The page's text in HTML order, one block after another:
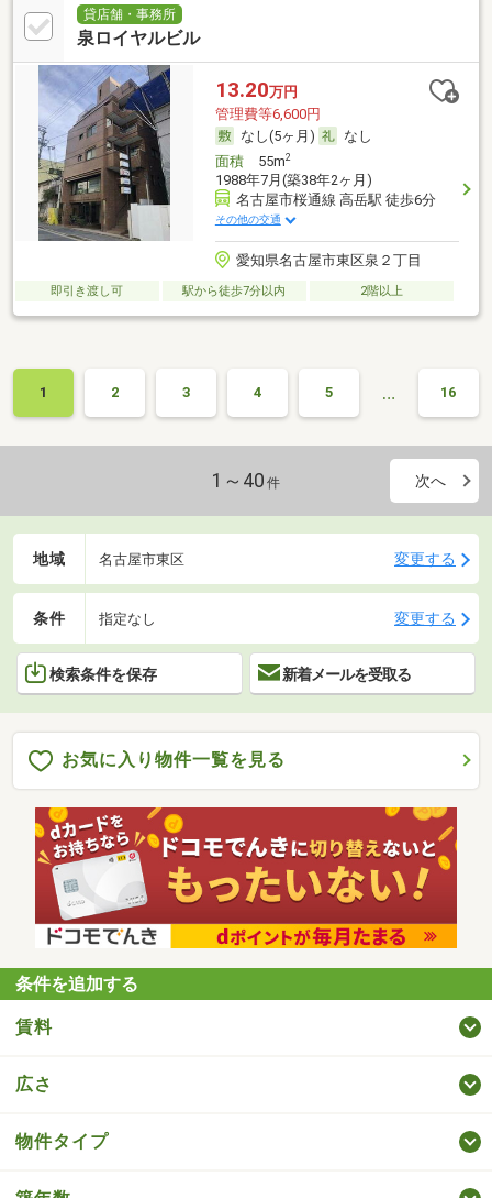
貸店舗・事務所
泉ロイヤルビル
13.20万円
管理費等6,600円
なし(5ヶ月)
なし
面積55m2
1988年7月(築38年2ヶ月)
名古屋市桜通線 高岳駅 徒歩6分
その他の交通
愛知県名古屋市東区泉２丁目
即引き渡し可 駅から徒歩7分以内 2階以上
1 2 3 4 5 … 16
1～40 件 次へ
地域 名古屋市東区 変更する
条件 指定なし 変更する
検索条件を保存 新着メールを受取る
お気に入り物件一覧を見る
条件を追加する
賃料
広さ
物件タイプ